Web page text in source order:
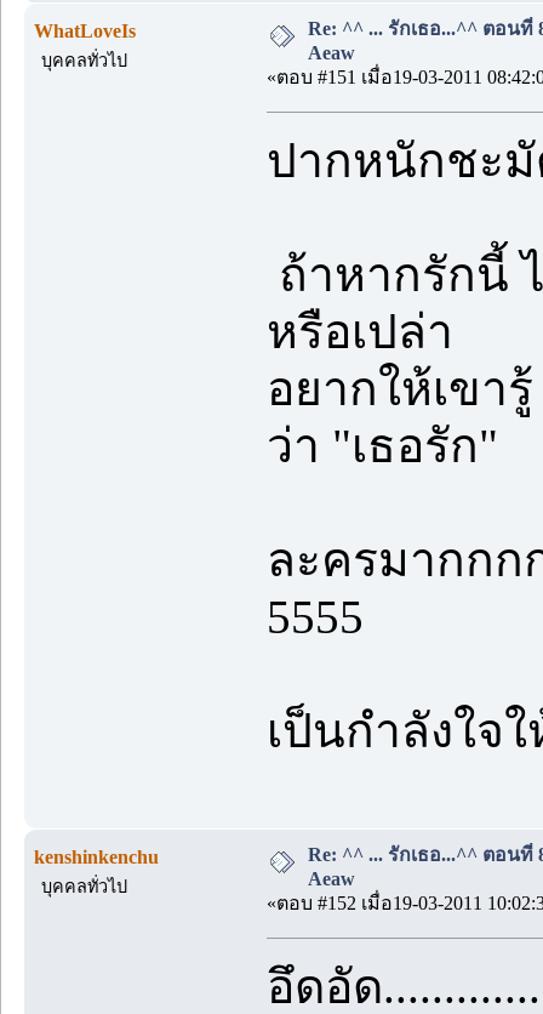
WhatLoveIs
บุคคลทั่วไป
Re: ^^ ... รักเธอ...^^ ตอนที่
Aeaw
«ตอบ #151 เมื่อ19-03-2011
ปากหนักชะ
ถ้าหากรักนี้
หรือเปล่า
อยากให้เขา
ว่า "เธอรัก"
ละครมากกก
5555
เป็นกำลังใจ
kenshinkenchu
บุคคลทั่วไป
Re: ^^ ... รักเธอ...^^ ตอนที่
Aeaw
«ตอบ #152 เมื่อ19-03-2011
อึดอัด